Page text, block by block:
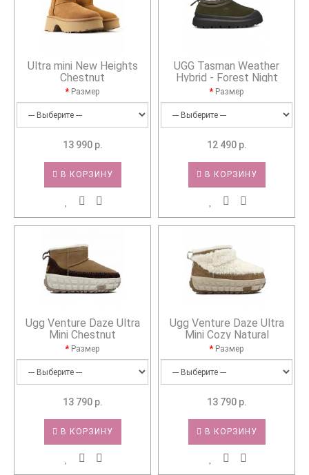
Ultra mini New Heights
Chestnut
Размер
13 990 р.
В КОРЗИНУ
UGG Tasman Weather
Hybrid - Forest Night
Размер
12 490 р.
В КОРЗИНУ
Ugg Venture Daze Ultra
Mini Chestnut
Размер
13 790 р.
В КОРЗИНУ
Ugg Venture Daze Ultra
Mini Cozy Natural
Размер
13 790 р.
В КОРЗИНУ